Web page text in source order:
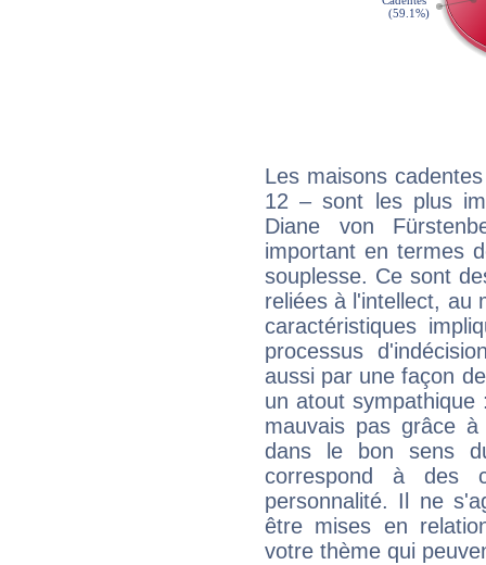
Les maisons
12 – sont les plus
Diane von
important en termes
souplesse. Ce sont
reliées à l'intellect, au
caractéristiques
processus
aussi par une façon
un atout
mauvais pas grâce
dans le bon sens
correspond à des
personnalité. Il ne
être mises en
votre thème qui